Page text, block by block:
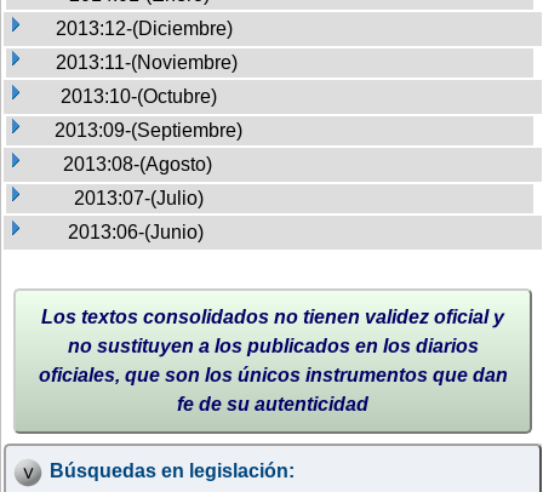
2013:12-(Diciembre)
2013:11-(Noviembre)
2013:10-(Octubre)
2013:09-(Septiembre)
2013:08-(Agosto)
2013:07-(Julio)
2013:06-(Junio)
Los textos consolidados no tienen validez oficial y
no sustituyen a los publicados en los diarios
oficiales, que son los únicos instrumentos que dan
fe de su autenticidad
Búsquedas en legislación: